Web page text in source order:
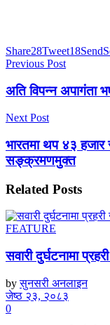
Share28Tweet18Send
Previous Post
अति विपन्न अपागंता
Next Post
भारतमा थप ४३
सङ्क्रमणमुक्त
Related Posts
FEATURE
सवारी दुर्घटनामा
by सुनसरी अनलाइन
जेष्ठ २३, २०८३
0